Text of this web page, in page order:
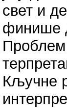
свет и
финише
Кључне